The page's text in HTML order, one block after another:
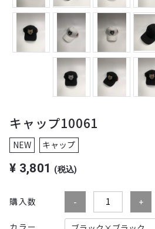
キャップ10061
NEW キャップ
¥ 3,801 (税込)
購入数
カラー